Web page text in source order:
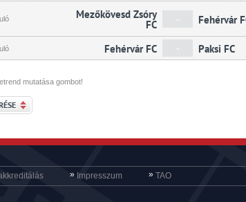
Mezőkövesd Zsóry
FC - Fehérvár
Fehérvár FC - Paksi FC
mutatása gombot!
» Impresszum » TAO